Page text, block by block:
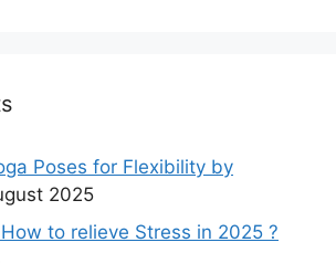
Poses for Flexibility by
2025
to relieve Stress in 2025 ?